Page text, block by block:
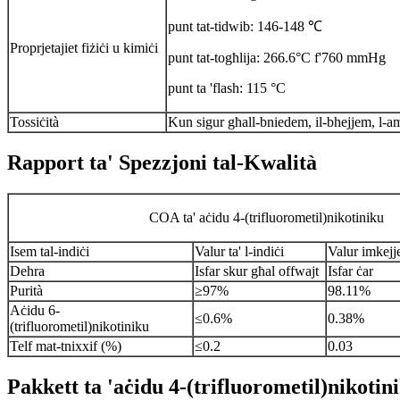
Proprjetajiet fiżiċi u kimiċi
punt tat-tidwib: 146-148 ℃
punt tat-togħlija: 266.6°C f'760 mmHg
punt ta 'flash: 115 °C
Tossiċità Kun sigur għall-bniedem, il-bhejjem, l-
Rapport ta' Spezzjoni tal-Kwalità
COA ta' aċidu 4-(trifluorometil)nikotiniku
Isem tal-indiċi Valur ta' l-indiċi
Valur
Dehra
Isfar skur għal offwajt Isfar ċar
Purità
≥97%
98.11%
Aċidu 6-
(trifluorometil)nikotiniku
≤0.6%
0.38%
Telf mat-tnixxif (%)
≤0.2 0.03
Pakkett ta 'aċidu 4-